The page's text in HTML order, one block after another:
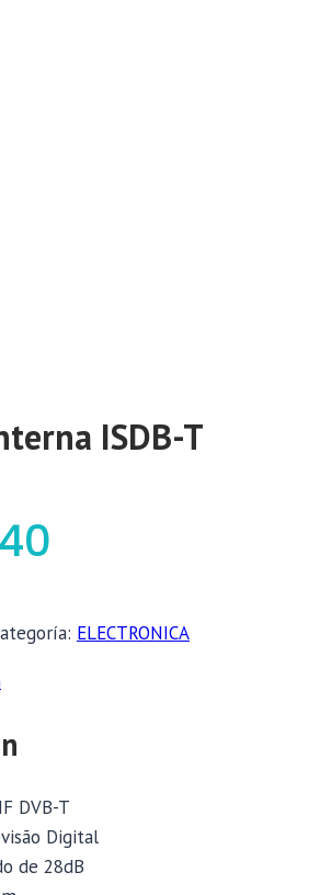
ISDB-T
ELECTRONICA
DVB-T
Digital
de 28dB